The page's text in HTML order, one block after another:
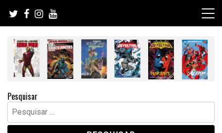
content
Pesquisar
Pesquisar
por: